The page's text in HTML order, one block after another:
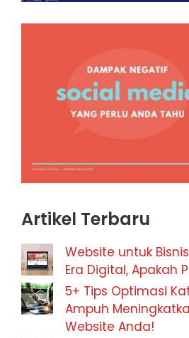
Artikel Terbaru
Website untuk
Era Digital, Apakah
5+ Tips Optimasi
Ampuh
Website Anda!